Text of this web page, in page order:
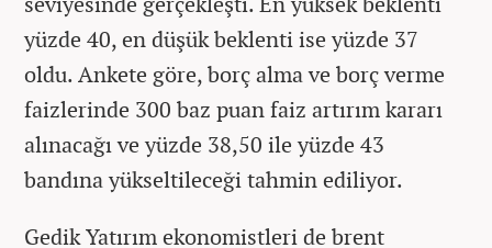
yüzde 40, en düşük beklenti ise yüzde 37
oldu. Ankete göre, borç alma ve borç verme
faizlerinde 300 baz puan faiz artırım kararı
alınacağı ve yüzde 38,50 ile yüzde 43
bandına yükseltileceği tahmin ediliyor.
Gedik Yatırım ekonomistleri de brent